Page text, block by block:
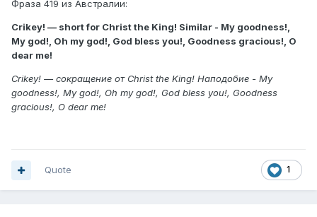
Фраза 419 из Австралии:
Crikey! — short for Christ the King! Similar - My goodness!,
My god!, Oh my god!, God bless you!, Goodness gracious!, O
dear me!
Crikey! — сокращение от Christ the King! Наподобие - My
goodness!, My god!, Oh my god!, God bless you!, Goodness
gracious!, O dear me!
1
Quote